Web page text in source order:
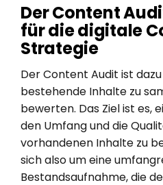
Der Content
für die digitale
Strategie
Der Content Audit ist
bestehende Inhalte zu
bewerten. Das Ziel ist es,
den Umfang und die
vorhandenen Inhalte zu
sich also um eine
Bestandsaufnahme, die